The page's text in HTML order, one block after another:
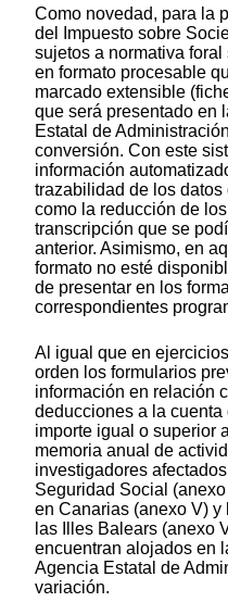
Como novedad, para la
del Impuesto sobre
sujetos a normativa
en formato procesable
marcado extensible
que será presentado en
Estatal de
conversión. Con este
información
trazabilidad de los
como la reducción de
transcripción que se
anterior. Asimismo, en
formato no esté
de presentar en los
correspondientes
Al igual que en
orden los formularios
información en relación
deducciones a la
importe igual o superior
memoria anual de
investigadores
Seguridad Social
en Canarias (anexo V)
las Illes Balears (anexo
encuentran alojados en
Agencia Estatal de
variación.